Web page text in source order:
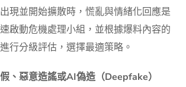
現並開始擴散時，慌亂與情緒化回應是
啟動危機處理小組，並根據爆料內容的
行分級評估，選擇最適策略。
、惡意造謠或AI偽造（Deepfake）